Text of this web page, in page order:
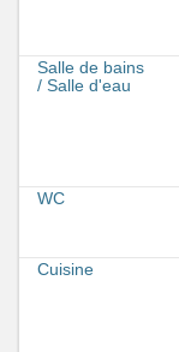
Salle de bains
/ Salle d'eau
WC
Cuisine